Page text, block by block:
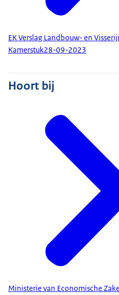
EK Verslag Landbouw- en
Kamerstuk28-09-2023
Hoort bij
Ministerie van Economische